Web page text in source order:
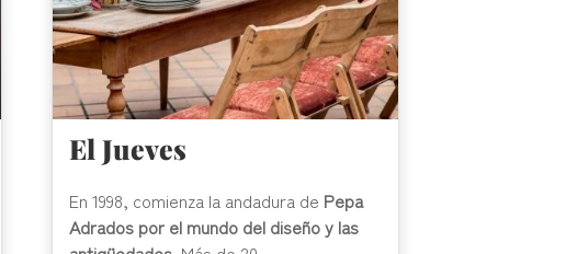
El Jueves
En 1998, comienza la andadura de Pepa
Adrados por el mundo del diseño y las